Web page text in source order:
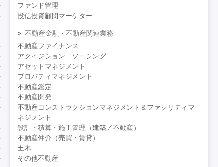
ファンド管理
投信投資顧問マーケター
不動産金融・不動産関連業務
不動産ファイナンス
アクイジション・ソーシング
アセットマネジメント
プロパティマネジメント
不動産鑑定
不動産開発
不動産コンストラクションマネジメント＆ファシリティマ
ネジメント
設計・積算・施工管理（建築／不動産）
不動産仲介（売買・賃貸）
土木
その他不動産